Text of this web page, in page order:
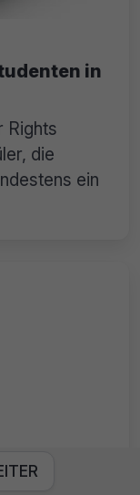
in
Rights
die
ein